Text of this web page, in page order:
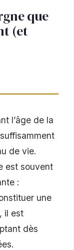
que
(et
l’âge de la
de vie.
est souvent
:
une
il est
dès